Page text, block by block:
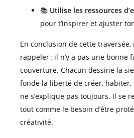
📚 Utilise les ressources
pour t’inspirer et ajuster
En conclusion de cette traversée,
rappeler : il n’y a pas une bonne
couverture. Chacun dessine la
fonde la liberté de créer, habiter,
ne s’explique pas toujours. Il se
tout comme le besoin d’être
créativité.